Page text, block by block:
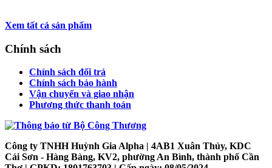
Xem tất cả sản phẩm
Chính sách
Chính sách đổi trả
Chính sách bảo hành
Vận chuyển và giao nhận
Phương thức thanh toán
Công ty TNHH Huỳnh Gia Alpha | 4AB1 Xuân Thủy, KDC
Cái Sơn - Hàng Bàng, KV2, phường An Bình, thành phố Cần